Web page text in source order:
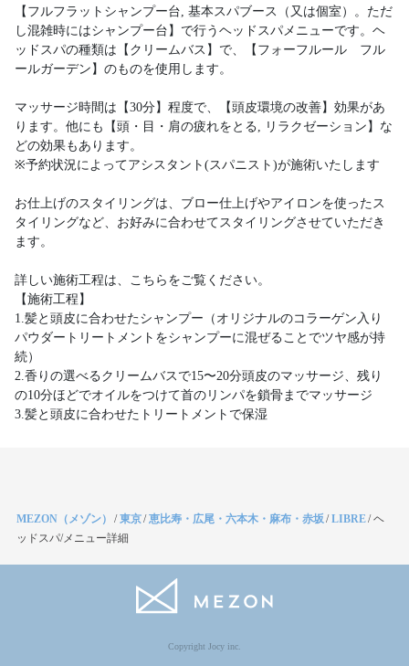
【フルフラットシャンプー台, 基本スパブース（又は個室）。ただ
し混雑時にはシャンプー台】で行うヘッドスパメニューです。ヘ
ッドスパの種類は【クリームバス】で、【フォーフルール フル
ールガーデン】のものを使用します。
マッサージ時間は【30分】程度で、【頭皮環境の改善】効果があ
ります。他にも【頭・目・肩の疲れをとる, リラクゼーション】な
どの効果もあります。
※予約状況によってアシスタント(スパニスト)が施術いたします
お仕上げのスタイリングは、ブロー仕上げやアイロンを使ったス
タイリングなど、お好みに合わせてスタイリングさせていただき
ます。
詳しい施術工程は、こちらをご覧ください。
【施術工程】
1.髪と頭皮に合わせたシャンプー（オリジナルのコラーゲン入り
パウダートリートメントをシャンプーに混ぜることでツヤ感が持
続）
2.香りの選べるクリームバスで15〜20分頭皮のマッサージ、残り
の10分ほどでオイルをつけて首のリンパを鎖骨までマッサージ
3.髪と頭皮に合わせたトリートメントで保湿
MEZON（メゾン） /東京/恵比寿・広尾・六本木・麻布・赤坂/LIBRE/ヘ
ッドスパ/メニュー詳細
Copyright Jocy inc.